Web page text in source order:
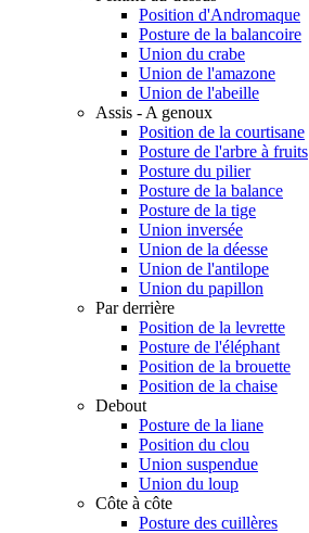
Position d'Andromaque
Posture de la balancoire
Union du crabe
Union de l'amazone
Union de l'abeille
Assis - A genoux
Position de la courtisane
Posture de l'arbre à fruits
Posture du pilier
Posture de la balance
Posture de la tige
Union inversée
Union de la déesse
Union de l'antilope
Union du papillon
Par derrière
Position de la levrette
Posture de l'éléphant
Position de la brouette
Position de la chaise
Debout
Posture de la liane
Position du clou
Union suspendue
Union du loup
Côte à côte
Posture des cuillères